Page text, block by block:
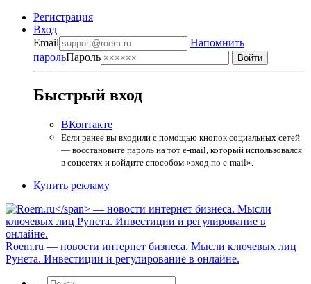
Регистрация
Вход
Email
Напомнить
парольПароль
Быстрый вход
ВКонтакте
Если ранее вы входили с помощью кнопок социальных сетей
— восстановите пароль на тот e-mail, который использовался
в соцсетях и войдите способом «вход по e-mail».
Купить рекламу
Roem.ru — новости интернет бизнеса. Мысли ключевых лиц
Рунета. Инвестиции и регулирование в онлайне.